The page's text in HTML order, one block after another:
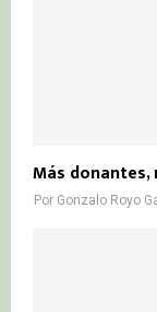
Más
Por Gonzalo Royo